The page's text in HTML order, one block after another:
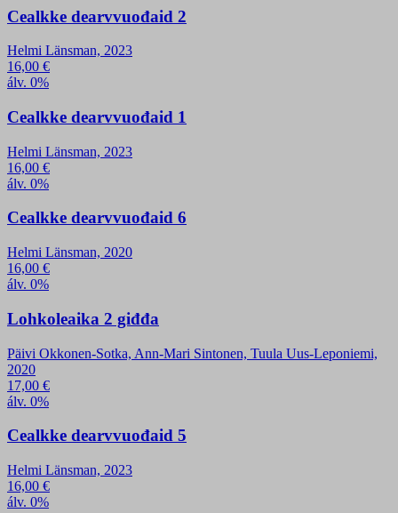
Cealkke dearvvuođaid 2
Helmi Länsman, 2023
16,00 €
álv. 0%
Cealkke dearvvuođaid 1
Helmi Länsman, 2023
16,00 €
álv. 0%
Cealkke dearvvuođaid 6
Helmi Länsman, 2020
16,00 €
álv. 0%
Lohkoleaika 2 giđđa
Päivi Okkonen-Sotka, Ann-Mari Sintonen, Tuula Uus-Leponiemi,
2020
17,00 €
álv. 0%
Cealkke dearvvuođaid 5
Helmi Länsman, 2023
16,00 €
álv. 0%